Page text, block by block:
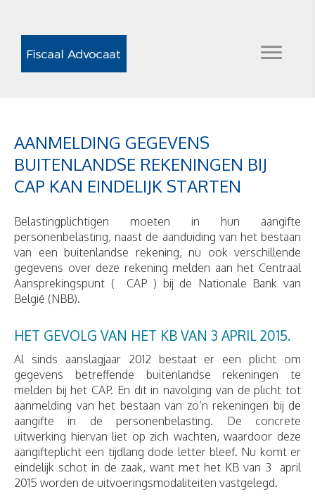
AANMELDING GEGEVENS
BUITENLANDSE REKENINGEN BIJ
CAP KAN EINDELIJK STARTEN
Belastingplichtigen moeten in hun aangifte
personenbelasting, naast de aanduiding van het bestaan
van een buitenlandse rekening, nu ook verschillende
gegevens over deze rekening melden aan het Centraal
Aansprekingspunt ( CAP ) bij de Nationale Bank van
België (NBB).
HET GEVOLG VAN HET KB VAN 3 APRIL 2015.
Al sinds aanslagjaar 2012 bestaat er een plicht om
gegevens betreffende buitenlandse rekeningen te
melden bij het CAP. En dit in navolging van de plicht tot
aanmelding van het bestaan van zo’n rekeningen bij de
aangifte in de personenbelasting. De concrete
uitwerking hiervan liet op zich wachten, waardoor deze
aangifteplicht een tijdlang dode letter bleef. Nu komt er
eindelijk schot in de zaak, want met het KB van 3 april
2015 worden de uitvoeringsmodaliteiten vastgelegd.